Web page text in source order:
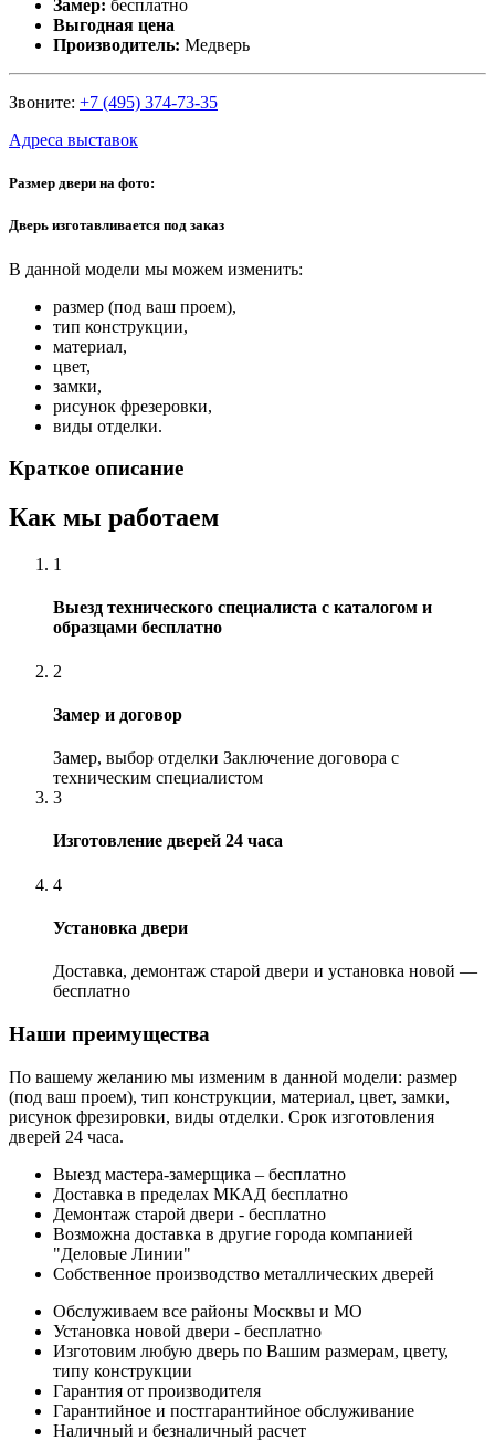
Замер: бесплатно
Выгодная цена
Производитель: Медверь
Звоните: +7 (495) 374-73-35
Адреса выставок
Размер двери на фото:
Дверь изготавливается под заказ
В данной модели мы можем изменить:
размер (под ваш проем),
тип конструкции,
материал,
цвет,
замки,
рисунок фрезеровки,
виды отделки.
Краткое описание
Как мы работаем
1
Выезд технического специалиста с каталогом и
образцами бесплатно
2
Замер и договор
Замер, выбор отделки Заключение договора с
техническим специалистом
3
Изготовление дверей 24 часа
4
Установка двери
Доставка, демонтаж старой двери и установка новой —
бесплатно
Наши преимущества
По вашему желанию мы изменим в данной модели: размер
(под ваш проем), тип конструкции, материал, цвет, замки,
рисунок фрезировки, виды отделки. Срок изготовления
дверей 24 часа.
Выезд мастера-замерщика – бесплатно
Доставка в пределах МКАД бесплатно
Демонтаж старой двери - бесплатно
Возможна доставка в другие города компанией
"Деловые Линии"
Собственное производство металлических дверей
Обслуживаем все районы Москвы и МО
Установка новой двери - бесплатно
Изготовим любую дверь по Вашим размерам, цвету,
типу конструкции
Гарантия от производителя
Гарантийное и постгарантийное обслуживание
Наличный и безналичный расчет